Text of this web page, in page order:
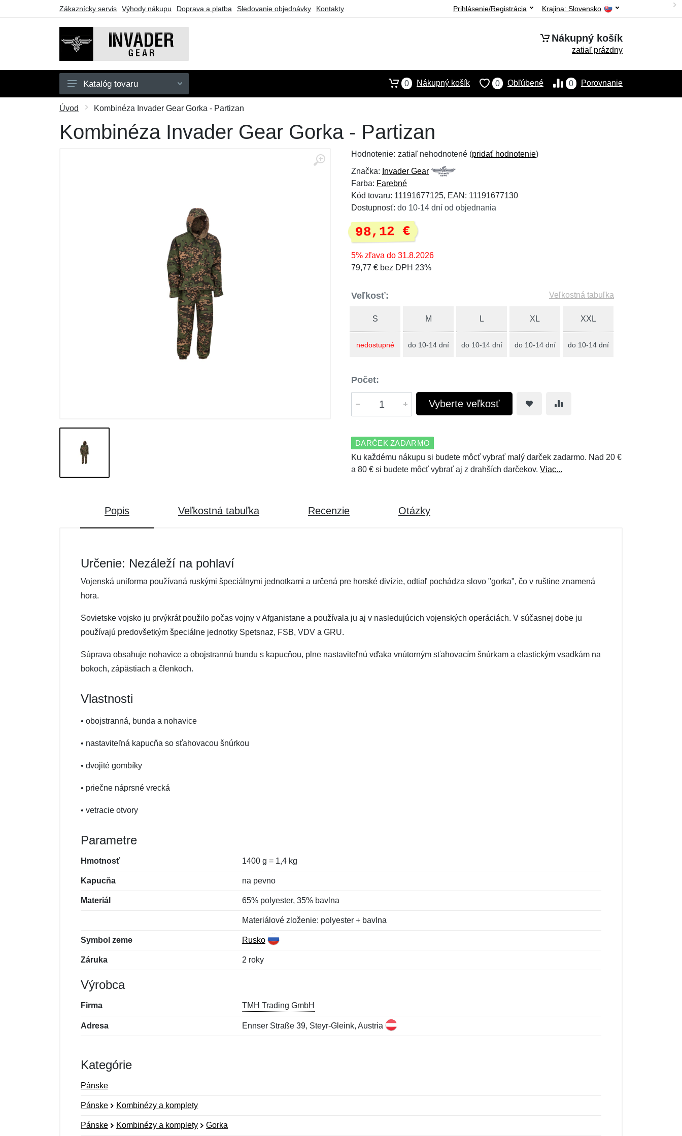
Zákaznícky servis Výhody nákupu Doprava a platba Sledovanie objednávky Kontakty Krajina: Slovensko
Prihlásenie/Registrácia
Nákupný košík
zatiaľ prázdny
Pánske
Doplnky
Katalóg tovaru 0 Porovnanie
0 Obľúbené
0 Nákupný košík
Úvod Kombinéza Invader Gear Gorka - Partizan
Kombinéza Invader Gear Gorka - Partizan
Hodnotenie: zatiaľ nehodnotené (pridať hodnotenie)
Značka: Invader Gear
Farba: Farebné
Kód tovaru: 11191677125, EAN: 11191677130
Dostupnosť: do 10-14 dní od objednania
98,12 €
5% zľava do 31.8.2026
79,77 € bez DPH 23%
Veľkosť: Veľkostná tabuľka
S
nedostupné
M
do 10-14 dní
L
do 10-14 dní
XL
do 10-14 dní
XXL
do 10-14 dní
Počet:
Vyberte veľkosť
DARČEK ZADARMO
Ku každému nákupu si budete môcť vybrať malý darček zadarmo. Nad 20 €
a 80 € si budete môcť vybrať aj z drahších darčekov. Viac...
Popis Veľkostná tabuľka Recenzie Otázky
Určenie: Nezáleží na pohlaví
Vojenská uniforma používaná ruskými špeciálnymi jednotkami a určená pre horské divízie, odtiaľ pochádza slovo "gorka", čo v ruštine znamená
hora.
Sovietske vojsko ju prvýkrát použilo počas vojny v Afganistane a používala ju aj v nasledujúcich vojenských operáciách. V súčasnej dobe ju
používajú predovšetkým špeciálne jednotky Spetsnaz, FSB, VDV a GRU.
Súprava obsahuje nohavice a obojstrannú bundu s kapucňou, plne nastaviteľnú vďaka vnútorným sťahovacím šnúrkam a elastickým vsadkám na
bokoch, zápästiach a členkoch.
Vlastnosti
• obojstranná, bunda a nohavice
• nastaviteľná kapucňa so sťahovacou šnúrkou
• dvojité gombíky
• priečne náprsné vrecká
• vetracie otvory
Parametre
Hmotnosť 1400 g = 1,4 kg
Kapucňa na pevno
Materiál 65% polyester, 35% bavlna
Materiálové zloženie: polyester + bavlna
Symbol zeme Rusko
Záruka 2 roky
Výrobca
Firma TMH Trading GmbH
Adresa Ennser Straße 39, Steyr-Gleink, Austria
Kategórie
Pánske
Pánske Kombinézy a komplety
Pánske Kombinézy a komplety Gorka